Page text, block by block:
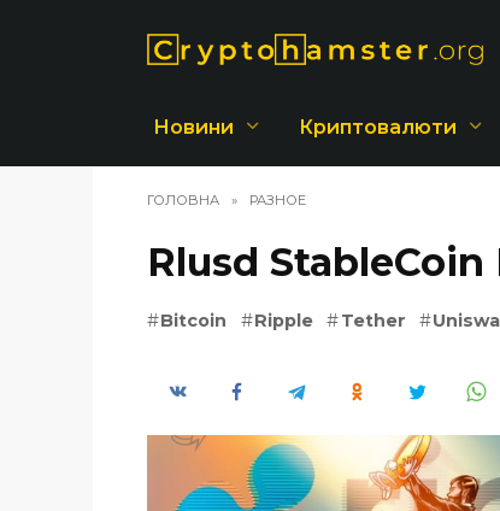
Новини Криптовалюти
ГОЛОВНА » РАЗНОЕ
Rlusd StableCoin
Bitcoin Ripple Tether